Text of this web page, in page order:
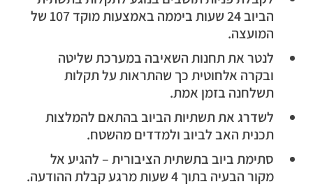
הביוב 24 שעות ביממה באמצעות מוקד 107 של
המועצה.
לנטר את תחנות השאיבה במערכת שליטה
ובקרה אלחוטית כך שהתראות על תקלות
תשלחנה בזמן אמת.
לשדרג את תשתיות הביוב בהתאם להמלצות
תכנית האב לביוב ולמדדים מהשטח.
סתימת ביוב בתשתית הציבורית – להגיע אל
מקור הבעיה בתוך 4 שעות מרגע קבלת ההודעה.